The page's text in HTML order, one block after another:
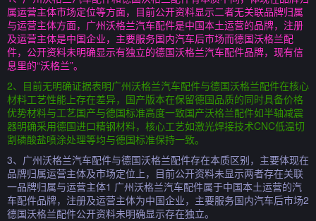
属运营主体市场定位等方面，目前公开资料显示二者无关联品牌归属
与运营主体方面，广州沃格兰汽车配件是中国本土运营的品牌，注册
及运营主体是中国企业，主要服务国内汽车后市场而德国沃格兰配
件，公开资料未明确显示有独立的德国沃格兰汽车配件品牌，现有信
息里的“沃格兰”。
2、目前无明确证据表明广州沃格兰汽车配件与德国沃格兰配件在核心
材料工艺性能上存在差异，国产版本在保留德国品质的同时具备价格
优势材料与工艺国产与德国标准高度一致国产沃格兰配件如半轴减震
器明确采用德国进口精钢材料，核心工艺如激光焊接技术CNC低温切
割磷酸盐喷涂处理等均与德国标准保持一致。
3、广州沃格兰汽车配件与德国沃格兰配件存在本质区别，主要体现在
品牌归属运营主体及市场定位上，目前公开资料未显示两者存在关联
一品牌归属与运营主体1 广州沃格兰汽车配件属于中国本土运营的汽
车配件品牌，注册及运营主体为中国企业，主要服务国内汽车后市场2
德国沃格兰配件公开资料未明确显示存在独立。